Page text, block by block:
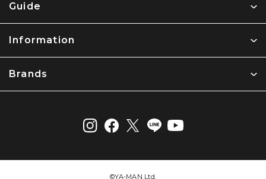
Guide
Information
Brands
©︎YA-MAN Ltd.